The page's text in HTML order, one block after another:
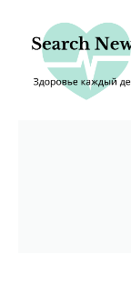
содержимому